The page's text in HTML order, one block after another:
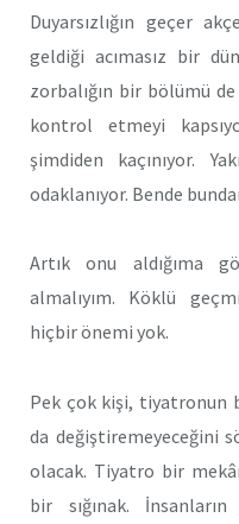
Duyarsızlığın geçer
geldiği acımasız bir
zorbalığın bir bölümü
kontrol etmeyi
şimdiden kaçınıyor.
odaklanıyor. Bende
Artık onu aldığıma
almalıyım. Köklü
hiçbir önemi yok.
Pek çok kişi, tiyatronun
da değiştiremeyeceğini
olacak. Tiyatro bir
bir sığınak.